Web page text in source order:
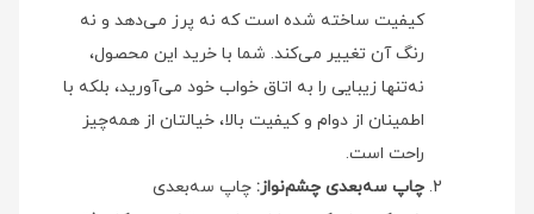
کیفیت ساخته شده است که نه پرز می‌دهد و نه
رنگ آن تغییر می‌کند. شما با خرید این محصول،
نه‌تنها زیبایی را به اتاق خواب خود می‌آورید، بلکه با
اطمینان از دوام و کیفیت بالا، خیالتان از همه‌چیز
راحت است.
چاپ سه‌بعدی چشم‌نواز: چاپ سه‌بعدی